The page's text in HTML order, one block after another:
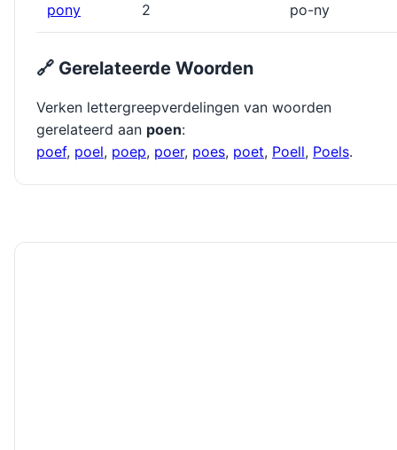
pony 2 po-ny
🔗 Gerelateerde Woorden
Verken lettergreepverdelingen van woorden
gerelateerd aan poen:
poef, poel, poep, poer, poes, poet, Poell, Poels.